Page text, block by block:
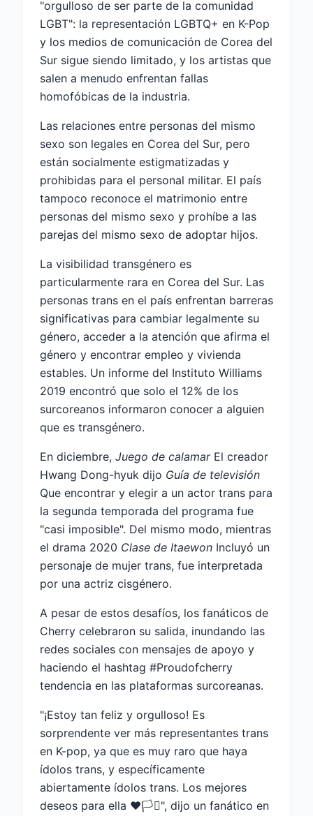
"orgulloso de ser parte de la comunidad
LGBT": la representación LGBTQ+ en K-Pop
y los medios de comunicación de Corea del
Sur sigue siendo limitado, y los artistas que
salen a menudo enfrentan fallas
homofóbicas de la industria.
Las relaciones entre personas del mismo
sexo son legales en Corea del Sur, pero
están socialmente estigmatizadas y
prohibidas para el personal militar. El país
tampoco reconoce el matrimonio entre
personas del mismo sexo y prohíbe a las
parejas del mismo sexo de adoptar hijos.
La visibilidad transgénero es
particularmente rara en Corea del Sur. Las
personas trans en el país enfrentan barreras
significativas para cambiar legalmente su
género, acceder a la atención que afirma el
género y encontrar empleo y vivienda
estables. Un informe del Instituto Williams
2019 encontró que solo el 12% de los
surcoreanos informaron conocer a alguien
que es transgénero.
En diciembre, Juego de calamarEl creador
Hwang Dong-hyuk dijo Guía de televisión
Que encontrar y elegir a un actor trans para
la segunda temporada del programa fue
"casi imposible". Del mismo modo, mientras
el drama 2020 Clase de Itaewon Incluyó un
personaje de mujer trans, fue interpretada
por una actriz cisgénero.
A pesar de estos desafíos, los fanáticos de
Cherry celebraron su salida, inundando las
redes sociales con mensajes de apoyo y
haciendo el hashtag #Proudofcherry
tendencia en las plataformas surcoreanas.
"¡Estoy tan feliz y orgulloso! Es
sorprendente ver más representantes trans
en K-pop, ya que es muy raro que haya
ídolos trans, y específicamente
abiertamente ídolos trans. Los mejores
deseos para ella ❤️🏳️‍⚧️", dijo un fanático en